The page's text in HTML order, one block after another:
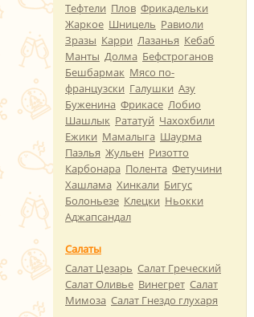
Тефтели Плов Фрикадельки
Жаркое Шницель Равиоли
Зразы Карри Лазанья Кебаб
Манты Долма Бефстроганов
Бешбармак Мясо по-
французски Галушки Азу
Буженина Фрикасе Лобио
Шашлык Рататуй Чахохбили
Ежики Мамалыга Шаурма
Паэлья Жульен Ризотто
Карбонара Полента Фетучини
Хашлама Хинкали Бигус
Болоньезе Клецки Ньокки
Аджапсандал
Салаты
Салат Цезарь Салат Греческий
Салат Оливье Винегрет Салат
Мимоза Салат Гнездо глухаря